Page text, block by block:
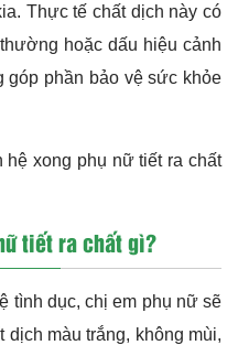
Thực tế chất dịch này có
hoặc dấu hiệu cảnh
góp phần bảo vệ sức khỏe
xong phụ nữ tiết ra chất
tiết ra chất gì?
tình dục, chị em phụ nữ sẽ
dịch màu trắng, không mùi,